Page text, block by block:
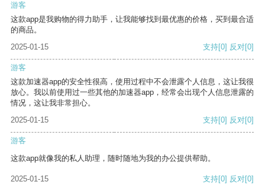
游客
这款app是我购物的得力助手，让我能够找到最优惠的价格，买到最合适
的商品。
2025-01-15
支持[0] 反对[0]
游客
这款加速器app的安全性很高，使用过程中不会泄露个人信息，这让我很
放心。我以前使用过一些其他的加速器app，经常会出现个人信息泄露的
情况，这让我非常担心。
2025-01-15
支持[0] 反对[0]
游客
这款app就像我的私人助理，随时随地为我的办公提供帮助。
2025-01-15 支持[0] 反对[0]